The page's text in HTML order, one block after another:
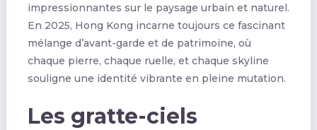
impressionnantes sur le paysage urbain et naturel.
En 2025, Hong Kong incarne toujours ce fascinant
mélange d’avant-garde et de patrimoine, où
chaque pierre, chaque ruelle, et chaque skyline
souligne une identité vibrante en pleine mutation.
Les gratte-ciels